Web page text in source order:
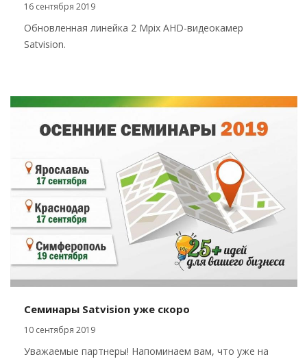
16 сентября 2019
Обновленная линейка 2 Mpix AHD-видеокамер
Satvision.
Семинары Satvision уже скоро
10 сентября 2019
Уважаемые партнеры! Напоминаем вам, что уже на